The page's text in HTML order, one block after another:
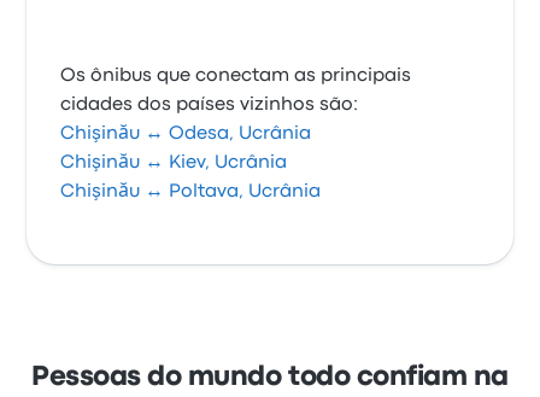
Os ônibus que conectam as principais
cidades dos países vizinhos são:
Chişinău ↔ Odesa, Ucrânia
Chişinău ↔ Kiev, Ucrânia
Chişinău ↔ Poltava, Ucrânia
Pessoas do mundo todo confiam na